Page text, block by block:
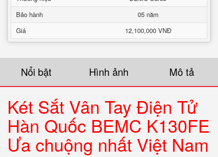
Bảo hành
05 năm
Giá
12,100,000 VNĐ
Nổi bật Hình ảnh Mô tả
Két Sắt Vân Tay Điện Tử
Hàn Quốc BEMC K130FE
Ưa chuộng nhất Việt Nam